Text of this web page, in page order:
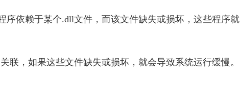
序依赖于某个.dll文件，而该文件缺失或损坏，这些程序就
联，如果这些文件缺失或损坏，就会导致系统运行缓慢。